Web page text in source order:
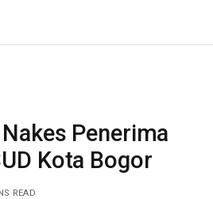
Penerima
Kota Bogor
READ